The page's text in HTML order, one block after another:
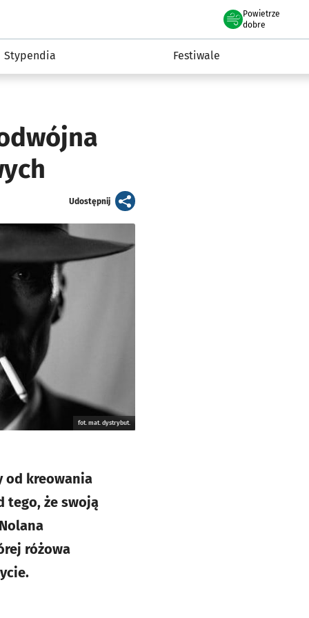
Powietrze
we Wrocławiu
dobre
Stypendia Festiwale
Udostępnijartykuł
fot. mat. dystrybut.
od kreowania
tego, że swoją
różowa